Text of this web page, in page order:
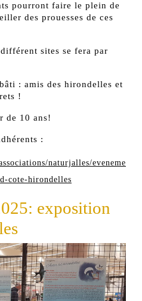
pourront faire le plein de
des prouesses de ces
sites se fera par
: amis des hirondelles et
!
de 10 ans!
:
naturjalles/eveneme
cote-hirondelles
exposition